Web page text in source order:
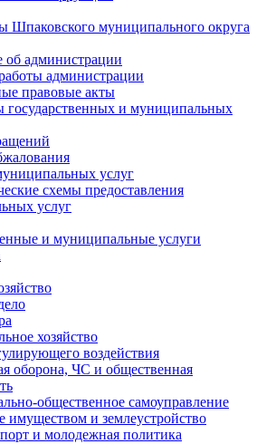
Шпаковского муниципального округа
администрации
администрации
правовые акты
государственных и муниципальных
услуг
схемы предоставления
услуг
и муниципальные услуги
хозяйство
воздействия
оборона, ЧС и общественная
общественное самоуправление
имуществом и землеустройство
и молодежная политика